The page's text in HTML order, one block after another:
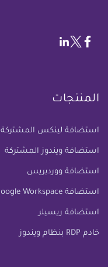
المنتجات
استضافة لينكس المشتركة
استضافة ويندوز المشتركة
استضافة ووردبريس
استضافة Google Workspace
استضافة ريسيلر
خادم RDP بنظام ويندوز